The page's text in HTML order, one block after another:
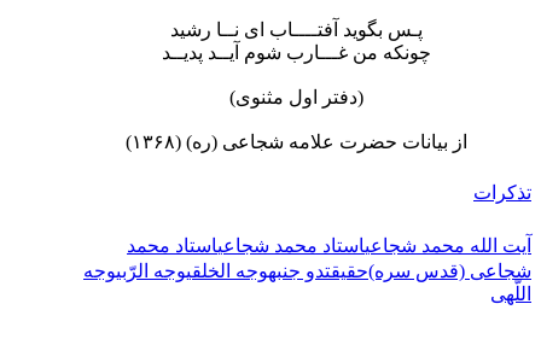
پـس بگوید آفتــــاب ای نــا رشید
چونکه من غـــارب شوم آیــد پدیــد
(دفتر اول مثنوی)
از بیانات حضرت علامه شجاعی (ره) (۱۳۶۸)
تذکرات
آیت الله محمد شجاعیاستاد محمد شجاعیاستاد محمد
شجاعی (قدس سره)حقیقتدو جنبهوجه الخلقیوجه الرّبیوجه
اللّهی